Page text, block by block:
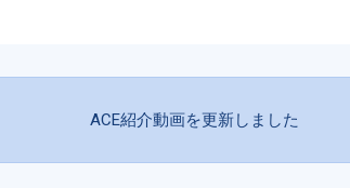
ACE紹介動画を更新しました